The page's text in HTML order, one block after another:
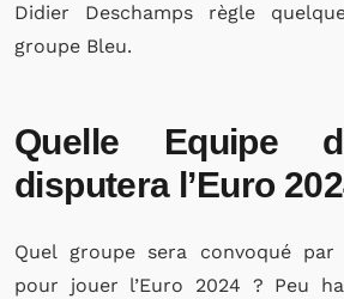
Didier Deschamps règle
groupe Bleu.
Quelle Equipe
disputera l’Euro
Quel groupe sera convoqué par
pour jouer l’Euro 2024 ? Peu